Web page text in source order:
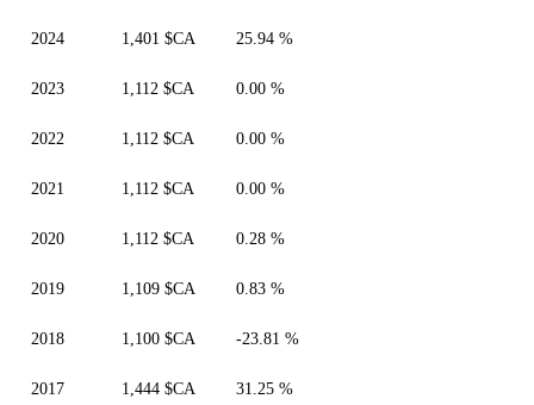
2024 1,401 $CA 25.94 %
2023 1,112 $CA 0.00 %
2022 1,112 $CA 0.00 %
2021 1,112 $CA 0.00 %
2020 1,112 $CA 0.28 %
2019 1,109 $CA 0.83 %
2018 1,100 $CA -23.81 %
2017 1,444 $CA 31.25 %